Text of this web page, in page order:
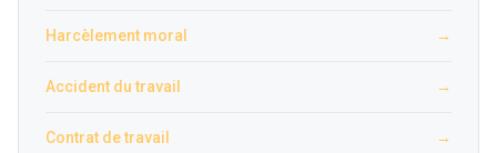
Harcèlement moral →
Accident du travail →
Contrat de travail →